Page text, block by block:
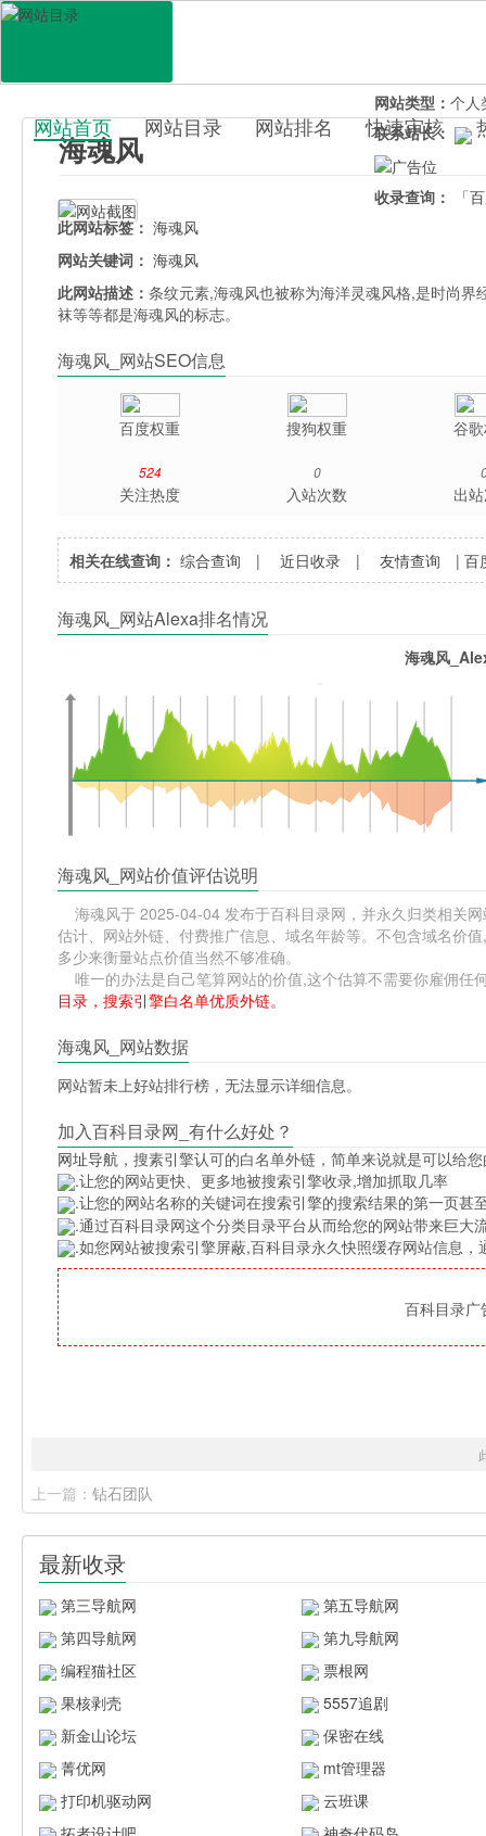
百科目录
网站首页 网站目录 网站排名 快速审核
海魂风
网站类型： 个人
联系站长：
收录查询：
「
此网站标签： 海魂风
网站关键词： 海魂风
此网站描述：条纹元素,海魂风也被称为海洋灵魂风格,是时尚
袜等等都是海魂风的标志。
海魂风_网站SEO信息
百度权重 搜狗权重 谷
524
关注热度
0
入站次数 出
相关在线查询： 综合查询 |近日收录 |友情查询 |百
海魂风_网站Alexa排名情况
海魂风
海魂风_网站价值评估说明
海魂风于 2025-04-04 发布于百科目录网，并永久归类相关
估计、网站外链、付费推广信息、域名年龄等。不包含域名价
多少来衡量站点价值当然不够准确。
唯一的办法是自己笔算网站的价值,这个估算不需要你雇佣任
目录，搜索引擎白名单优质外链。
海魂风_网站数据
网站暂未上好站排行榜，无法显示详细信息。
加入百科目录网_有什么好处？
网址导航 ，搜素引擎认可的白名单外链，简单来说就是可以给
.让您的网站更快、更多地被搜索引擎收录,增加抓取几率
.让您的网站名称的关键词在搜索引擎的搜索结果的第一页甚
.通过百科目录网这个分类目录平台从而给您的网站带来巨大
.如您网站被搜索引擎屏蔽,百科目录永久快照缓存网站信息
百科目录
上一篇： 钻石团队
最新收录
第三导航网
第五导航网
第四导航网
第九导航网
编程猫社区
票根网
果核剥壳
5557追剧
新金山论坛
保密在线
菁优网
mt管理器
打印机驱动网
云班课